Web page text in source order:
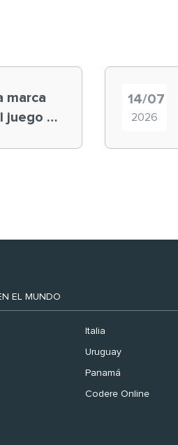
marca
en
14/07
2026
EL MUNDO
Italia
Uruguay
Panamá
Codere Online